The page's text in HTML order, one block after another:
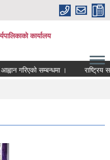
कार्यालय
गरिएको सम्बन्धमा । राष्ट्रिय